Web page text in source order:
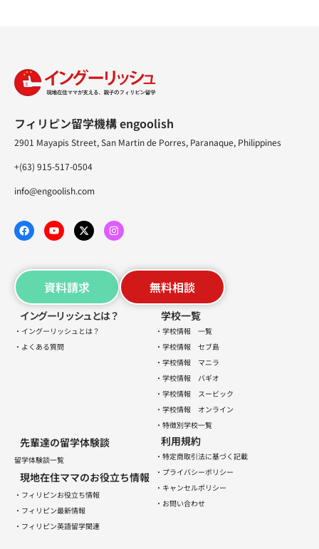
フィリピン留学機構 engoolish
2901 Mayapis Street, San Martin de Porres, Paranaque, Philippines
+(63) 915-517-0504
info@engoolish.com
資料請求 無料相談
イングーリッシュとは？
・イングーリッシュとは？
・よくある質問
学校一覧
・学校情報 一覧
・学校情報 セブ島
・学校情報 マニラ
・学校情報 バギオ
・学校情報 スービック
・学校情報 オンライン
・特徴別学校一覧
先輩達の留学体験談
留学体験談一覧
現地在住ママのお役立ち情報
・フィリピンお役立ち情報
・フィリピン最新情報
・フィリピン英語留学関連
利用規約
・特定商取引法に基づく記載
・プライバシーポリシー
・キャンセルポリシー
・お問い合わせ